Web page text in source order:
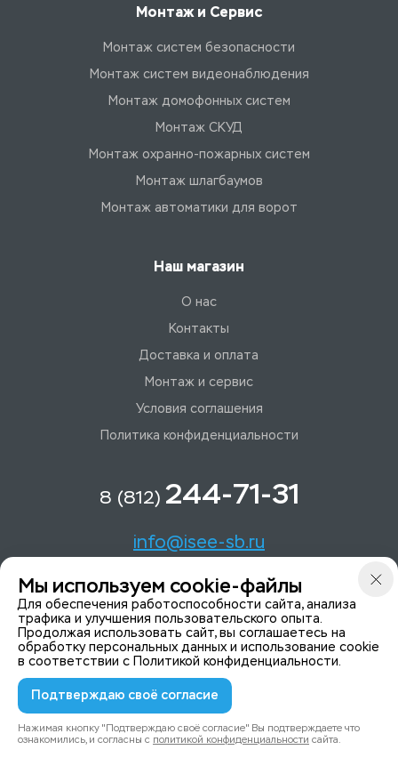
Монтаж и Сервис
Монтаж систем безопасности
Монтаж систем видеонаблюдения
Монтаж домофонных систем
Монтаж СКУД
Монтаж охранно-пожарных систем
Монтаж шлагбаумов
Монтаж автоматики для ворот
Наш магазин
О нас
Контакты
Доставка и оплата
Монтаж и сервис
Условия соглашения
Политика конфиденциальности
8 (812) 244-71-31
info@isee-sb.ru
Светлановский пр-кт, д. 70, корп. 1
Мы в Telegam
© 2015-2026 ISeeYou - системы безопасности
Политика конфиденциальности
Мы используем cookie-файлы
Для обеспечения работоспособности сайта, анализа
трафика и улучшения пользовательского опыта.
Продолжая использовать сайт, вы соглашаетесь на
обработку персональных данных и использование cookie
в соответствии с Политикой конфиденциальности.
Подтверждаю своё согласие
Нажимая кнопку "Подтверждаю своё согласие" Вы подтверждаете что
ознакомились, и согласны с политикой конфиденциальности сайта.